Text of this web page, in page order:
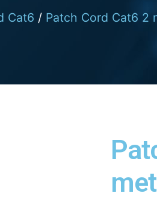
Cat6 / Patch Cord Cat6 2